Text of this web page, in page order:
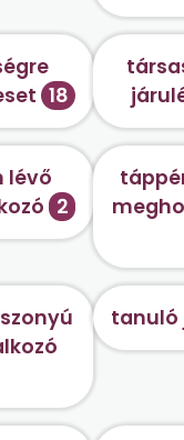
18
lévő
2